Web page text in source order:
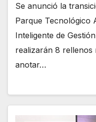
Se anunció la
Parque Tecnológico
Inteligente de
realizarán 8 rellenos
anotar…